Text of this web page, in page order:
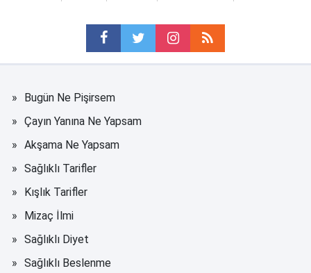
Bugün Ne Pişirsem
Çayın Yanına Ne Yapsam
Akşama Ne Yapsam
Sağlıklı Tarifler
Kışlık Tarifler
Mizaç İlmi
Sağlıklı Diyet
Sağlıklı Beslenme